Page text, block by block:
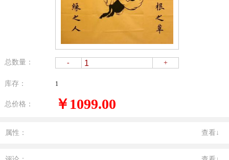
总数量： - +
库存： 1
总价格： ￥1099.00
属性： 查看↓